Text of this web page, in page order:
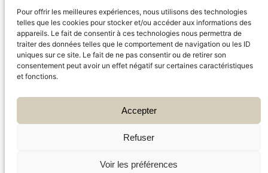
Pour offrir les meilleures expériences, nous utilisons des technologies
telles que les cookies pour stocker et/ou accéder aux informations des
appareils. Le fait de consentir à ces technologies nous permettra de
traiter des données telles que le comportement de navigation ou les ID
uniques sur ce site. Le fait de ne pas consentir ou de retirer son
consentement peut avoir un effet négatif sur certaines caractéristiques
et fonctions.
Accepter
Refuser
Voir les préférences
Facebook Instagram